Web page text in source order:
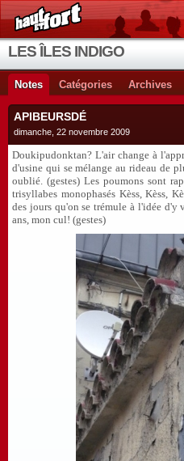
LES ÎLES INDIGO
Notes Catégories Archives
APIBEURSDÉ
dimanche, 22 novembre 2009
Doukipudonktan? L'air change à
d'usine qui se mélange au rideau de
oublié. (gestes) Les poumons sont
trisyllabes monophasés Kèss, Kèss,
des jours qu'on se trémule à l'idée d'y
ans, mon cul! (gestes)